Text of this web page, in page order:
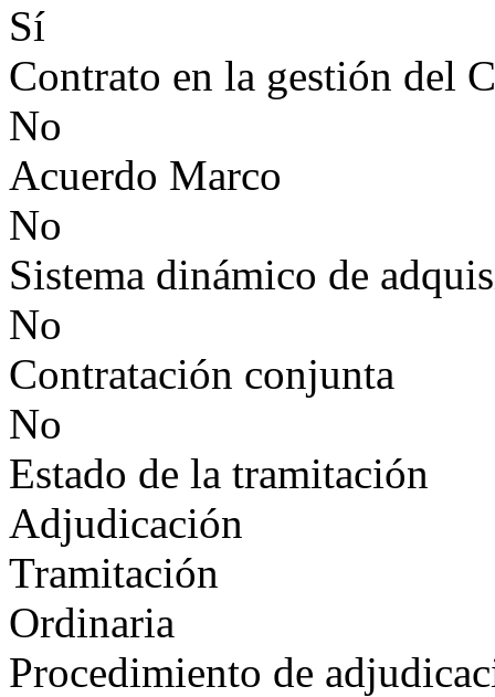
Sí
Contrato en la gestión del
No
Acuerdo Marco
No
Sistema dinámico de
No
Contratación conjunta
No
Estado de la tramitación
Adjudicación
Tramitación
Ordinaria
Procedimiento de